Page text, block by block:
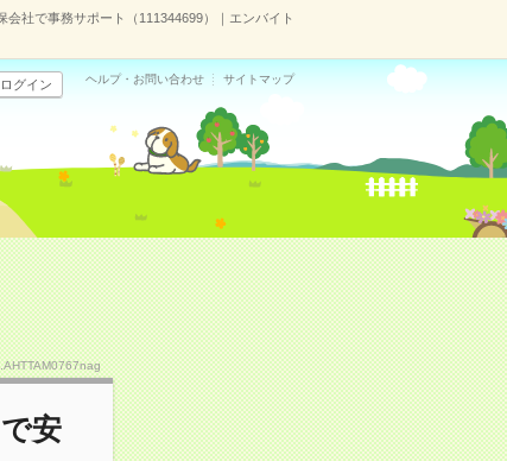
社で事務サポート（111344699）｜エンバイト
ログイン ヘルプ・お問い合わせ サイトマップ
安